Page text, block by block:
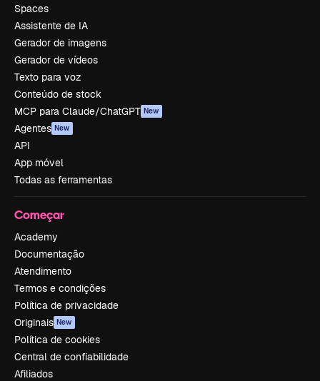
Spaces
Assistente de IA
Gerador de imagens
Gerador de vídeos
Texto para voz
Conteúdo de stock
MCP para Claude/ChatGPT New
Agentes New
API
App móvel
Todas as ferramentas
Começar
Academy
Documentação
Atendimento
Termos e condições
Política de privacidade
Originais New
Política de cookies
Central de confiabilidade
Afiliados